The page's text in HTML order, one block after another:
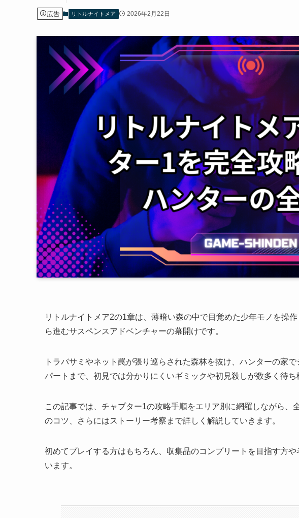
広告 リトルナイトメア 2026年2月22日
リトルナイトメア2の1章は、薄暗い森の中で目覚めた少年モノを操
ら進むサスペンスアドベンチャーの幕開けです。
トラバサミやネット罠が張り巡らされた森林を抜け、ハンターの家
パートまで、初見では分かりにくいギミックや初見殺しが数多く待ち
この記事では、チャプター1の攻略手順をエリア別に網羅しながら、
のコツ、さらにはストーリー考察まで詳しく解説していきます。
初めてプレイする方はもちろん、収集品のコンプリートを目指す方
います。